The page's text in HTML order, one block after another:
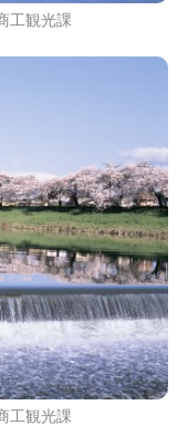
工観光課
工観光課